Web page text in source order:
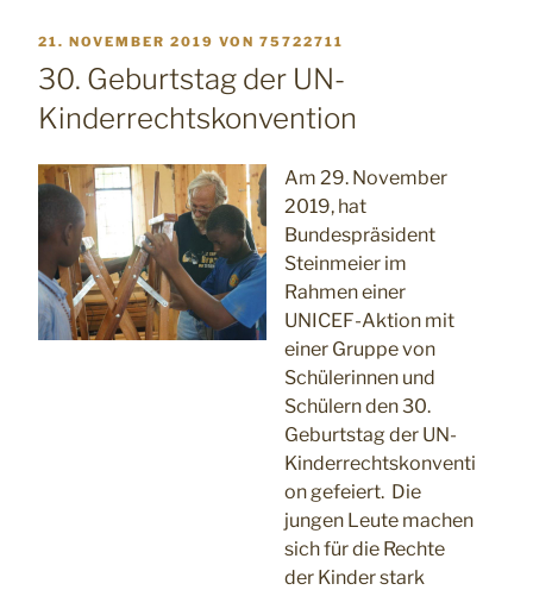
VERÖFFENTLICHT
AM
21. NOVEMBER 2019 VON 75722711
30. Geburtstag der UN-
Kinderrechtskonvention
Am 29. November
2019, hat
Bundespräsident
Steinmeier im
Rahmen einer
UNICEF-Aktion mit
einer Gruppe von
Schülerinnen und
Schülern den 30.
Geburtstag der UN-
Kinderrechtskonventi
on gefeiert. Die
jungen Leute machen
sich für die Rechte
der Kinder stark